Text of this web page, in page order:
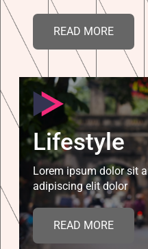
READ MORE
Lifestyle
Lorem ipsum dolor sit
adipiscing elit dolor
READ MORE